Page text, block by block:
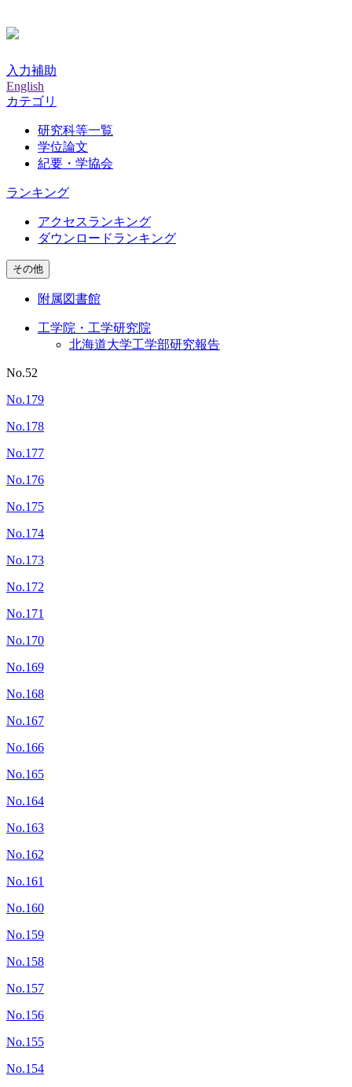
入力補助
English
カテゴリ
研究科等一覧
学位論文
紀要・学協会
ランキング
アクセスランキング
ダウンロードランキング
その他
附属図書館
工学院・工学研究院
北海道大学工学部研究報告
No.52
No.179
No.178
No.177
No.176
No.175
No.174
No.173
No.172
No.171
No.170
No.169
No.168
No.167
No.166
No.165
No.164
No.163
No.162
No.161
No.160
No.159
No.158
No.157
No.156
No.155
No.154